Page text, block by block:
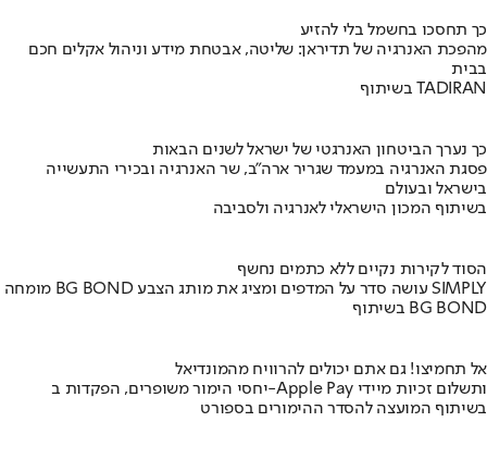
כך תחסכו בחשמל בלי להזיע
מהפכת האנרגיה של תדיראן: שליטה, אבטחת מידע וניהול אקלים חכם
בבית
בשיתוף TADIRAN
כך נערך הביטחון האנרגטי של ישראל לשנים הבאות
פסגת האנרגיה במעמד שגריר ארה"ב, שר האנרגיה ובכירי התעשייה
בישראל ובעולם
בשיתוף המכון הישראלי לאנרגיה ולסביבה
הסוד לקירות נקיים ללא כתמים נחשף
מומחה BG BOND עושה סדר על המדפים ומציג את מותג הצבע SIMPLY
בשיתוף BG BOND
אל תחמיצו! גם אתם יכולים להרוויח מהמונדיאל
יחסי הימור משופרים, הפקדות ב-Apple Pay ותשלום זכיות מיידי
בשיתוף המועצה להסדר ההימורים בספורט